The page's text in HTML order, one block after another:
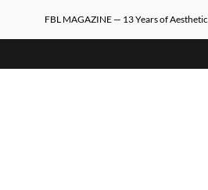
FBL MAGAZINE — 13 Years of